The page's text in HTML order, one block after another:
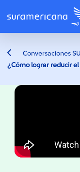
Conversaciones
¿Cómo lograr reducir